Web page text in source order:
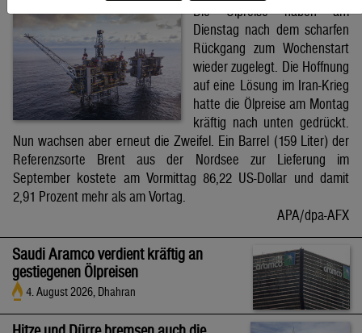
Die Ölpreise haben am
Dienstag nach dem scharfen
Rückgang zum Wochenstart
wieder zugelegt. Die Hoffnung
auf eine Lösung im Iran-Krieg
hatte die Ölpreise am Montag
kräftig nach unten gedrückt.
Nun wachsen aber erneut die Zweifel. Ein Barrel (159 Liter) der
Referenzsorte Brent aus der Nordsee zur Lieferung im
September kostete am Vormittag 86,22 US-Dollar und damit
2,91 Prozent mehr als am Vortag.
APA/dpa-AFX
Saudi Aramco verdient kräftig an
gestiegenen Ölpreisen
4. August 2026, Dhahran